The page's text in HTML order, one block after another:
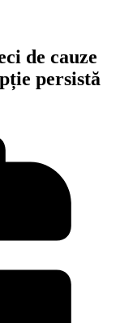
de cauze
persistă